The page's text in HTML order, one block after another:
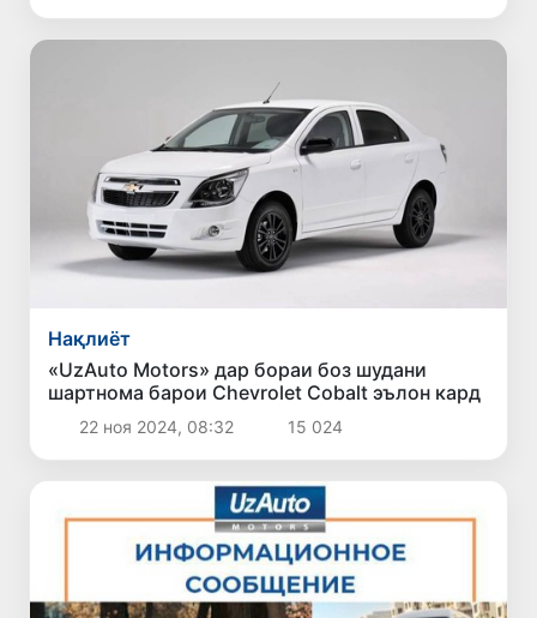
Нақлиёт
«UzAuto Motors» дар бораи боз шудани
шартнома барои Chevrolet Cobalt эълон кард
22 ноя 2024, 08:32 15 024